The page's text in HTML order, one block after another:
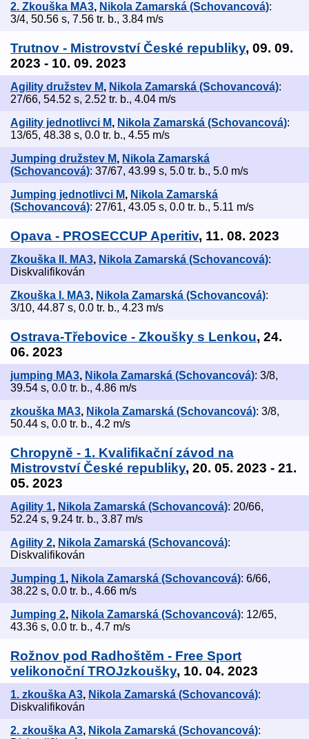
2. Zkouška MA3, Nikola Zamarská (Schovancová):
3/4, 50.56 s, 7.56 tr. b., 3.84 m/s
Trutnov - Mistrovství České republiky, 09. 09.
2023 - 10. 09. 2023
Agility družstev M, Nikola Zamarská (Schovancová):
27/66, 54.52 s, 2.52 tr. b., 4.04 m/s
Agility jednotlivci M, Nikola Zamarská (Schovancová):
13/65, 48.38 s, 0.0 tr. b., 4.55 m/s
Jumping družstev M, Nikola Zamarská
(Schovancová): 37/67, 43.99 s, 5.0 tr. b., 5.0 m/s
Jumping jednotlivci M, Nikola Zamarská
(Schovancová): 27/61, 43.05 s, 0.0 tr. b., 5.11 m/s
Opava - PROSECCUP Aperitiv, 11. 08. 2023
Zkouška II. MA3, Nikola Zamarská (Schovancová):
Diskvalifikován
Zkouška I. MA3, Nikola Zamarská (Schovancová):
3/10, 44.87 s, 0.0 tr. b., 4.23 m/s
Ostrava-Třebovice - Zkoušky s Lenkou, 24.
06. 2023
jumping MA3, Nikola Zamarská (Schovancová): 3/8,
39.54 s, 0.0 tr. b., 4.86 m/s
zkouška MA3, Nikola Zamarská (Schovancová): 3/8,
50.44 s, 0.0 tr. b., 4.2 m/s
Chropyně - 1. Kvalifikační závod na
Mistrovství České republiky, 20. 05. 2023 - 21.
05. 2023
Agility 1, Nikola Zamarská (Schovancová): 20/66,
52.24 s, 9.24 tr. b., 3.87 m/s
Agility 2, Nikola Zamarská (Schovancová):
Diskvalifikován
Jumping 1, Nikola Zamarská (Schovancová): 6/66,
38.22 s, 0.0 tr. b., 4.66 m/s
Jumping 2, Nikola Zamarská (Schovancová): 12/65,
43.36 s, 0.0 tr. b., 4.7 m/s
Rožnov pod Radhoštěm - Free Sport
velikonoční TROJzkoušky, 10. 04. 2023
1. zkouška A3, Nikola Zamarská (Schovancová):
Diskvalifikován
2. zkouška A3, Nikola Zamarská (Schovancová):